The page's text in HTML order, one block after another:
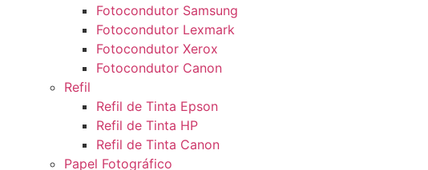
Fotocondutor Samsung
Fotocondutor Lexmark
Fotocondutor Xerox
Fotocondutor Canon
Refil
Refil de Tinta Epson
Refil de Tinta HP
Refil de Tinta Canon
Papel Fotográfico